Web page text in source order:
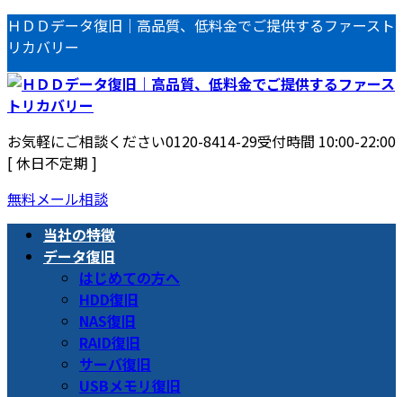
コ
ン
テ
ン
ツ
へ
ス
キ
ッ
プ
ナ
ビ
ゲ
ー
シ
ョ
ン
に
移
動
ＨＤＤデータ復旧｜高品質、低料金でご提供するファースト
リカバリー
お気軽にご相談ください0120-8414-29受付時間 10:00-22:00
[ 休日不定期 ]
無料メール相談
当社の特徴
データ復旧
はじめての方へ
HDD復旧
NAS復旧
RAID復旧
サーバ復旧
USBメモリ復旧